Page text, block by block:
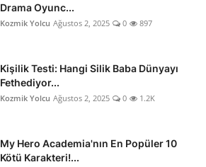
Drama Oyunc...
Kozmik Yolcu Ağustos 2, 2025 0 897
Kişilik Testi: Hangi Silik Baba Dünyayı
Fethediyor...
Kozmik Yolcu Ağustos 2, 2025 0 1.2K
My Hero Academia'nın En Popüler 10
Kötü Karakteri!...